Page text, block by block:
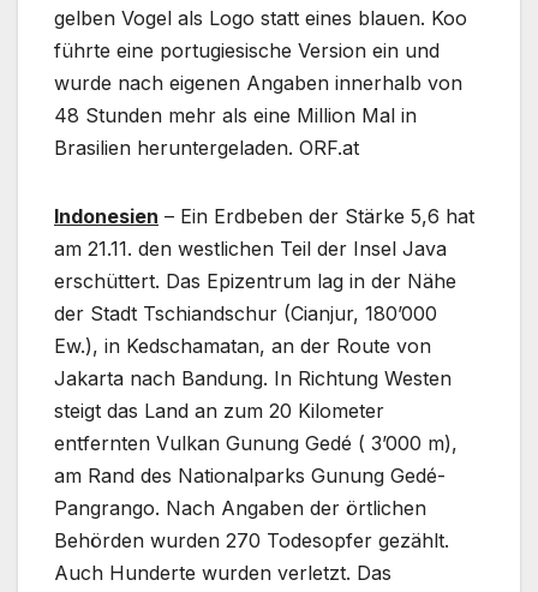
gelben Vogel als Logo statt eines blauen. Koo
führte eine portugiesische Version ein und
wurde nach eigenen Angaben innerhalb von
48 Stunden mehr als eine Million Mal in
Brasilien heruntergeladen. ORF.at
Indonesien – Ein Erdbeben der Stärke 5,6 hat
am 21.11. den westlichen Teil der Insel Java
erschüttert. Das Epizentrum lag in der Nähe
der Stadt Tschiandschur (Cianjur, 180’000
Ew.), in Kedschamatan, an der Route von
Jakarta nach Bandung. In Richtung Westen
steigt das Land an zum 20 Kilometer
entfernten Vulkan Gunung Gedé ( 3’000 m),
am Rand des Nationalparks Gunung Gedé-
Pangrango. Nach Angaben der örtlichen
Behörden wurden 270 Todesopfer gezählt.
Auch Hunderte wurden verletzt. Das